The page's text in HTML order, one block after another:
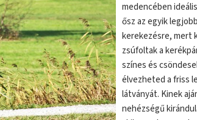
medencében
ősz az egyik
kerekezésre, mert
zsúfoltak a
színes és
élvezheted a friss
látványát. Kinek
nehézségű